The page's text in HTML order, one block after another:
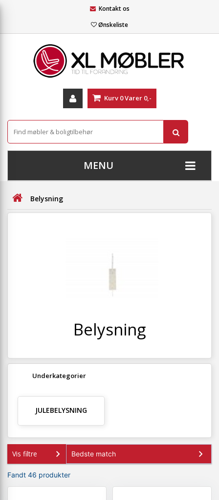
Kontakt os
Ønskeliste
Kurv 0Varer 0,-
MENU
+
STUE
+
HAVEMØBLER
Belysning
Belysning
Underkategorier
JULEBELYSNING
Vis filtre
Fandt 46 produkter